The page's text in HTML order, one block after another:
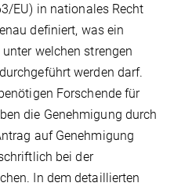
EU) in nationales Recht
definiert, was ein
welchen strengen
werden darf.
Forschende für
die Genehmigung durch
auf Genehmigung
bei der
In dem detaillierten